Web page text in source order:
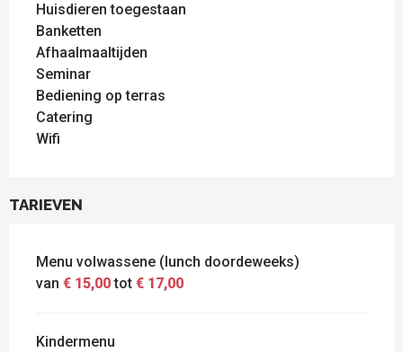
Huisdieren toegestaan
Banketten
Afhaalmaaltijden
Seminar
Bediening op terras
Catering
Wifi
TARIEVEN
Menu volwassene (lunch doordeweeks)
van € 15,00tot € 17,00
Kindermenu